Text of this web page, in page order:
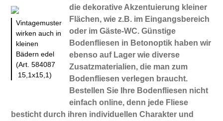
Vintagemuster
wirken auch in
kleinen
Bädern edel
(Art. 584087
15,1x15,1)
die dekorative Akzentuierung kleiner
Flächen, wie z.B. im Eingangsbereich
oder im Gäste-WC. Günstige
Bodenfliesen in Betonoptik haben wir
ebenso auf Lager wie diverse
Zusatzmaterialien, die man zum
Bodenfliesen verlegen braucht.
Bestellen Sie Ihre Bodenfliesen nicht
einfach online, denn jede Fliese
besticht durch ihren individuellen Charakter und